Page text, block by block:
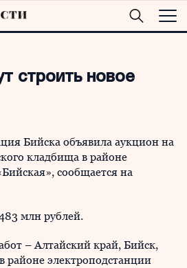
строить новое
Бийска объявила аукцион на
кладбища в районе
сообщается на
млн рублей.
– Алтайский край, Бийск,
районе электроподстанции